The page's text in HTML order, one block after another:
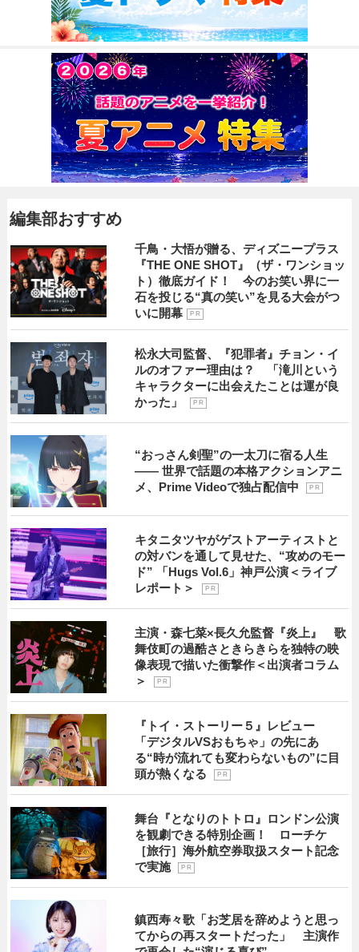
編集部おすすめ
千鳥・大悟が贈る、ディズニープラス
『THE ONE SHOT』（ザ・ワンショッ
ト）徹底ガイド！ 今のお笑い界に一
石を投じる“真の笑い”を見る大会がつ
いに開幕
P R
松永大司監督、『犯罪者』チョン・イ
ルのオファー理由は？ 「滝川という
キャラクターに出会えたことは運が良
かった」
P R
“おっさん剣聖”の一太刀に宿る人生
―― 世界で話題の本格アクションアニ
メ、Prime Videoで独占配信中
P R
キタニタツヤがゲストアーティストと
の対バンを通して見せた、“攻めのモー
ド” 「Hugs Vol.6」神戸公演＜ライブ
レポート＞
P R
主演・森七菜×長久允監督『炎上』 歌
舞伎町の過酷さときらきらを独特の映
像表現で描いた衝撃作＜出演者コラム
＞
P R
『トイ・ストーリー５』レビュー
「デジタルVSおもちゃ」の先にあ
る“時が流れても変わらないもの”に目
頭が熱くなる
P R
舞台『となりのトトロ』ロンドン公演
を観劇できる特別企画！ ローチケ
［旅行］海外航空券取扱スタート記念
で実施
P R
鎮西寿々歌「お芝居を辞めようと思っ
てからの再スタートだった」 主演作